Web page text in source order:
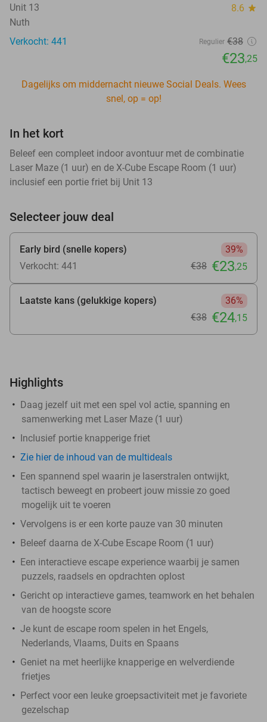
Unit 13 8.6 star
Nuth
Verkocht: 441
Regulier €38
€23,25
Dagelijks om middernacht nieuwe Social Deals. Wees
snel, op = op!
In het kort
Beleef een compleet indoor avontuur met de combinatie
Laser Maze (1 uur) en de X-Cube Escape Room (1 uur)
inclusief een portie friet bij Unit 13
Selecteer jouw deal
Early bird (snelle kopers)
39%
Verkocht: 441
€38 €23,25
Laatste kans (gelukkige kopers)
36%
€38 €24,15
Highlights
Daag jezelf uit met een spel vol actie, spanning en
samenwerking met Laser Maze (1 uur)
Inclusief portie knapperige friet
Zie hier de inhoud van de multideals
Een spannend spel waarin je laserstralen ontwijkt,
tactisch beweegt en probeert jouw missie zo goed
mogelijk uit te voeren
Vervolgens is er een korte pauze van 30 minuten
Beleef daarna de X-Cube Escape Room (1 uur)
Een interactieve escape experience waarbij je samen
puzzels, raadsels en opdrachten oplost
Gericht op interactieve games, teamwork en het behalen
van de hoogste score
Je kunt de escape room spelen in het Engels,
Nederlands, Vlaams, Duits en Spaans
Geniet na met heerlijke knapperige en welverdiende
frietjes
Perfect voor een leuke groepsactiviteit met je favoriete
gezelschap